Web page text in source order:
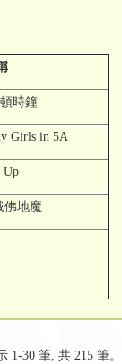
時鐘
Girls in 5A
Up
佛地魔
1-30 筆, 共 215 筆。